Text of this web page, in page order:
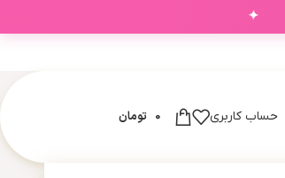
✦
حساب کاربری 0 تومان